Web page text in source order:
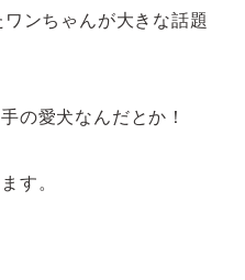
ンちゃんが大きな話題
の愛犬なんだとか！
す。